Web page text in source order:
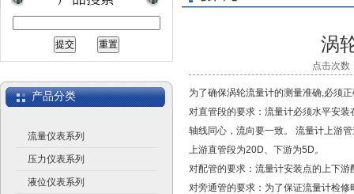
产品分类
流量仪表系列
压力仪表系列
液位仪表系列
涡
点击次数
为了确保涡轮流量计的测量准确,必须
对直管段的要求：流量计必须水平安
轴线同心，流向要一致。 流量计上游
上游直管段为20D、下游为5D。
对配管的要求：流量计安装点的上下
对旁通管的要求：为了保证流量计检